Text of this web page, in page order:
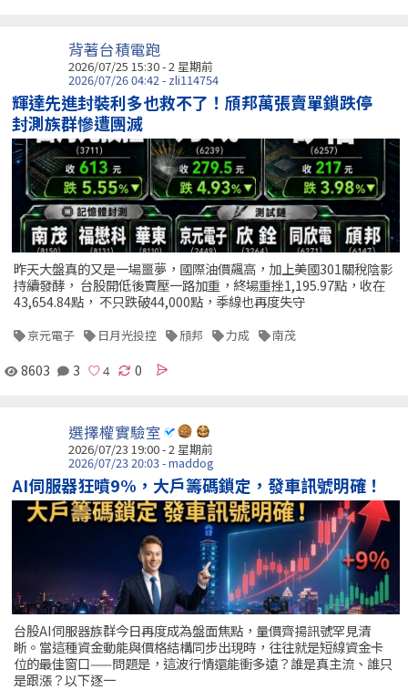
背著台積電跑
2026/07/25 15:30 - 2 星期前
2026/07/26 04:42 - zli114754
輝達先進封裝利多也救不了！頎邦萬張賣單鎖跌停
封測族群慘遭團滅
昨天大盤真的又是一場噩夢，國際油價飆高，加上美國301關稅陰影
持續發酵， 台股開低後賣壓一路加重，終場重挫1,195.97點，收在
43,654.84點， 不只跌破44,000點，季線也再度失守
京元電子 日月光投控 頎邦 力成 南茂
8603 3 0
選擇權實驗室
2026/07/23 19:00 - 2 星期前
2026/07/23 20:03 - maddog
AI伺服器狂噴9%，大戶籌碼鎖定，發車訊號明確！
台股AI伺服器族群今日再度成為盤面焦點，量價齊揚訊號罕見清
晰。當這種資金動能與價格結構同步出現時，往往就是短線資金卡
位的最佳窗口——問題是，這波行情還能衝多遠？誰是真主流、誰只
是跟漲？以下逐一